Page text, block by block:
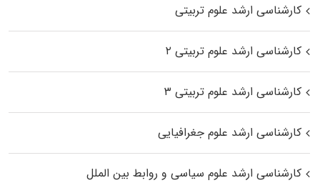
کارشناسی ارشد علوم تربیتی
کارشناسی ارشد علوم تربیتی ۲
کارشناسی ارشد علوم تربیتی ۳
کارشناسی ارشد علوم جغرافیایی
کارشناسی ارشد علوم سیاسی و روابط بین الملل